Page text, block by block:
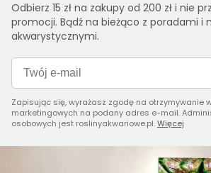
Odbierz 15 zł na zakupy od 200 zł i nie
promocji. Bądź na bieżąco z poradami i
akwarystycznymi.
Zapisując się, wyrażasz zgodę na otrzymywanie
marketingowych na podany adres e-mail.
osobowych jest roslinyakwariowe.pl.Więcej